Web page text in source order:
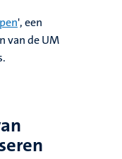
', een
van de UM